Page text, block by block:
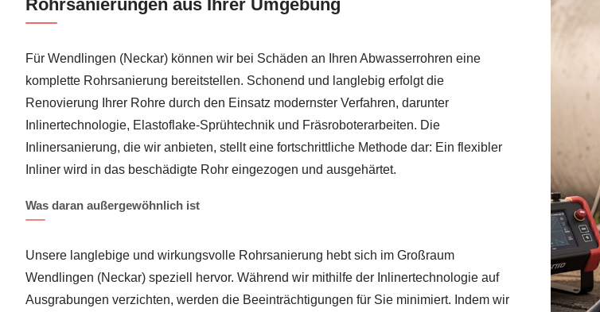
Rohrsanierungen aus Ihrer Umgebung
Für Wendlingen (Neckar) können wir bei Schäden an Ihren Abwasserrohren eine
komplette Rohrsanierung bereitstellen. Schonend und langlebig erfolgt die
Renovierung Ihrer Rohre durch den Einsatz modernster Verfahren, darunter
Inlinertechnologie, Elastoflake-Sprühtechnik und Fräsroboterarbeiten. Die
Inlinersanierung, die wir anbieten, stellt eine fortschrittliche Methode dar: Ein flexibler
Inliner wird in das beschädigte Rohr eingezogen und ausgehärtet.
Was daran außergewöhnlich ist
Unsere langlebige und wirkungsvolle Rohrsanierung hebt sich im Großraum
Wendlingen (Neckar) speziell hervor. Während wir mithilfe der Inlinertechnologie auf
Ausgrabungen verzichten, werden die Beeinträchtigungen für Sie minimiert. Indem wir